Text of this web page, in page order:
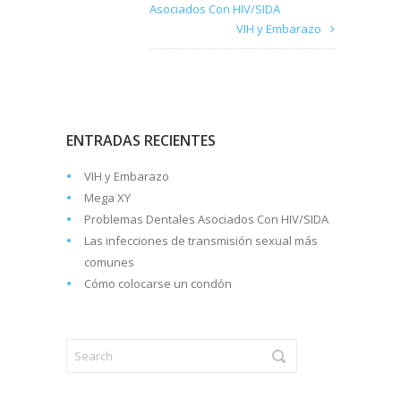
Asociados Con HIV/SIDA
VIH y Embarazo
ENTRADAS RECIENTES
VIH y Embarazo
Mega XY
Problemas Dentales Asociados Con HIV/SIDA
Las infecciones de transmisión sexual más
comunes
Cómo colocarse un condón